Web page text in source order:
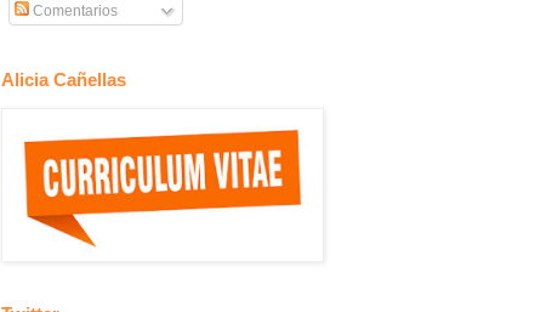
Comentarios
Alicia Cañellas